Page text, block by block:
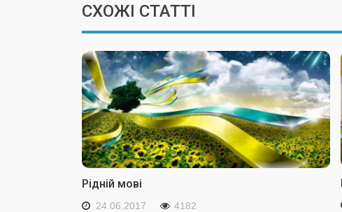
СХОЖІ СТАТТІ
Рідній мові
24.06.2017 4182